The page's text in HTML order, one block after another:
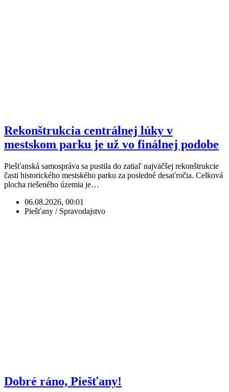
Rekonštrukcia centrálnej lúky v
mestskom parku je už vo finálnej podobe
Piešťanská samospráva sa pustila do zatiaľ najväčšej rekonštrukcie
časti historického mestského parku za posledné desaťročia. Celková
plocha riešeného územia je…
06.08.2026, 00:01
Piešťany / Spravodajstvo
Dobré ráno, Piešťany!